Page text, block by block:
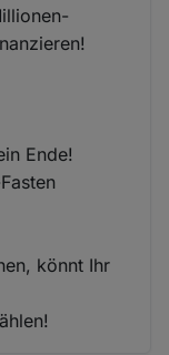
Ende!
könnt Ihr